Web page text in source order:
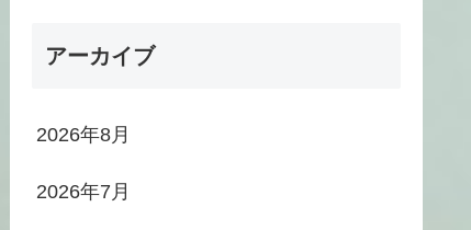
アーカイブ
2026年8月
2026年7月